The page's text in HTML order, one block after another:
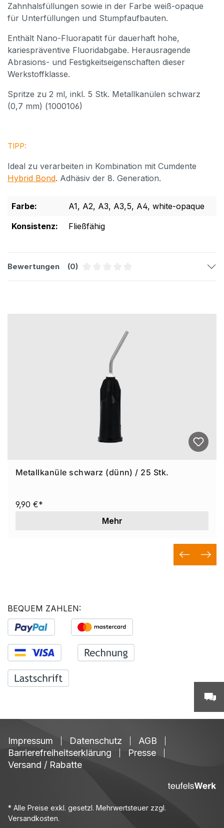
Zahnhalsfüllungen sowie in der Farbe weiß-opaque
für Unterfüllungen und Stumpfaufbauten.
Enthält Nano-Fluorapatit für dauerhaft hohe,
kariespräventive Fluoridabgabe. Herausragende
Abrasions- und Festigkeitseigenschaften dieser
Werkstoffklasse.
Spritze zu 2 ml, inkl. 5 Stk. Metallkanülen schwarz
(0,7 mm) (1000106)
TIPP:
Ideal zu verarbeiten in Kombination mit Cumdente
Hybrid Bond. Adhäsiv der 8. Generation.
Farbe: A1, A2, A3, A3,5, A4, white-opaque
Konsistenz:
Fließfähig
Bewertungen
(0)
Metallkanüle schwarz (dünn) / 25 Stk.
9,90 €*
Mehr
BEQUEM ZAHLEN:
Impressum Datenschutz
AGB
Barrierefreiheitserklärung
Presse
Versand / Rabatte
* Alle Preise exkl. gesetzl. Mehrwertsteuer zzgl.
Versandkosten.